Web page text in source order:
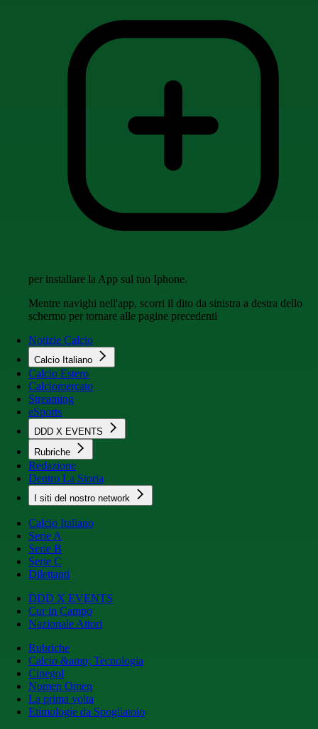
per installare la App sul tuo Iphone.
Mentre navighi nell'app, scorri il dito da sinistra a destra dello
schermo per tornare alle pagine precedenti
Notizie Calcio
Calcio Italiano
Calcio Estero
Calciomercato
Streaming
eSports
DDD X EVENTS
Rubriche
Redazione
Dentro La Storia
I siti del nostro network
Calcio Italiano
Serie A
Serie B
Serie C
Dilettanti
DDD X EVENTS
Cur in Campo
Nazionale Attori
Rubriche
Calcio &amp; Tecnologia
Cinegol
Nomen Omen
La prima volta
Etimologie da Spogliatoio